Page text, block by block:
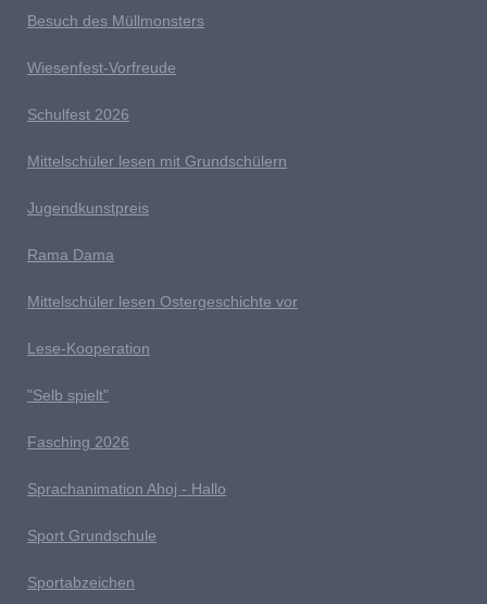
Besuch des Müllmonsters
Wiesenfest-Vorfreude
Schulfest 2026
Mittelschüler lesen mit Grundschülern
Jugendkunstpreis
Rama Dama
Mittelschüler lesen Ostergeschichte vor
Lese-Kooperation
"Selb spielt"
Fasching 2026
Sprachanimation Ahoj - Hallo
Sport Grundschule
Sportabzeichen